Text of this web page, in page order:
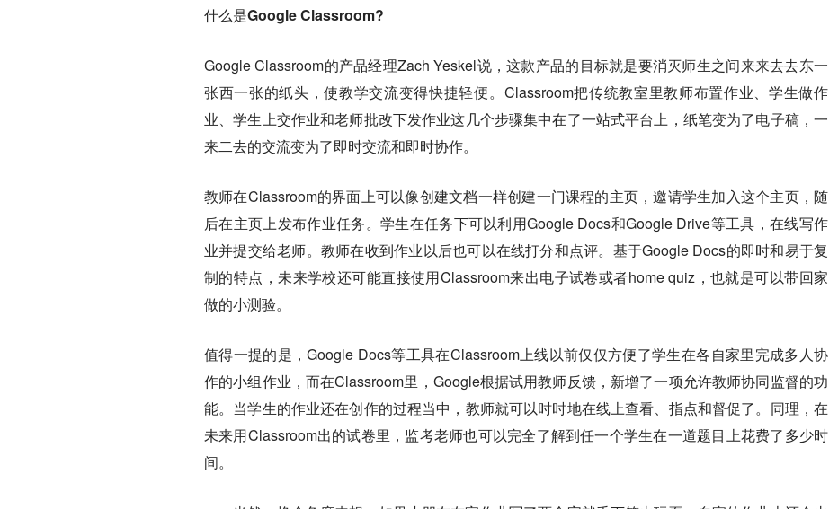
什么是Google Classroom?
Google Classroom的产品经理Zach Yeskel说，这款产品的目标就是要消灭师生之间来来去去东一
张西一张的纸头，使教学交流变得快捷轻便。Classroom把传统教室里教师布置作业、学生做作
业、学生上交作业和老师批改下发作业这几个步骤集中在了一站式平台上，纸笔变为了电子稿，一
来二去的交流变为了即时交流和即时协作。
教师在Classroom的界面上可以像创建文档一样创建一门课程的主页，邀请学生加入这个主页，随
后在主页上发布作业任务。学生在任务下可以利用Google Docs和Google Drive等工具，在线写作
业并提交给老师。教师在收到作业以后也可以在线打分和点评。基于Google Docs的即时和易于复
制的特点，未来学校还可能直接使用Classroom来出电子试卷或者home quiz，也就是可以带回家
做的小测验。
值得一提的是，Google Docs等工具在Classroom上线以前仅仅方便了学生在各自家里完成多人协
作的小组作业，而在Classroom里，Google根据试用教师反馈，新增了一项允许教师协同监督的功
能。当学生的作业还在创作的过程当中，教师就可以时时地在线上查看、指点和督促了。同理，在
未来用Classroom出的试卷里，监考老师也可以完全了解到任一个学生在一道题目上花费了多少时
间。